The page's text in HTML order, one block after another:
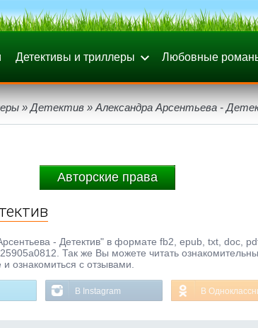
Детективы и триллеры Любовные
» Детектив » Александра Арсентьева -
Авторские права
- Детектив" в формате fb2, epub, txt, doc,
Так же Вы можете читать
ознакомиться с отзывами.
В Instagram В